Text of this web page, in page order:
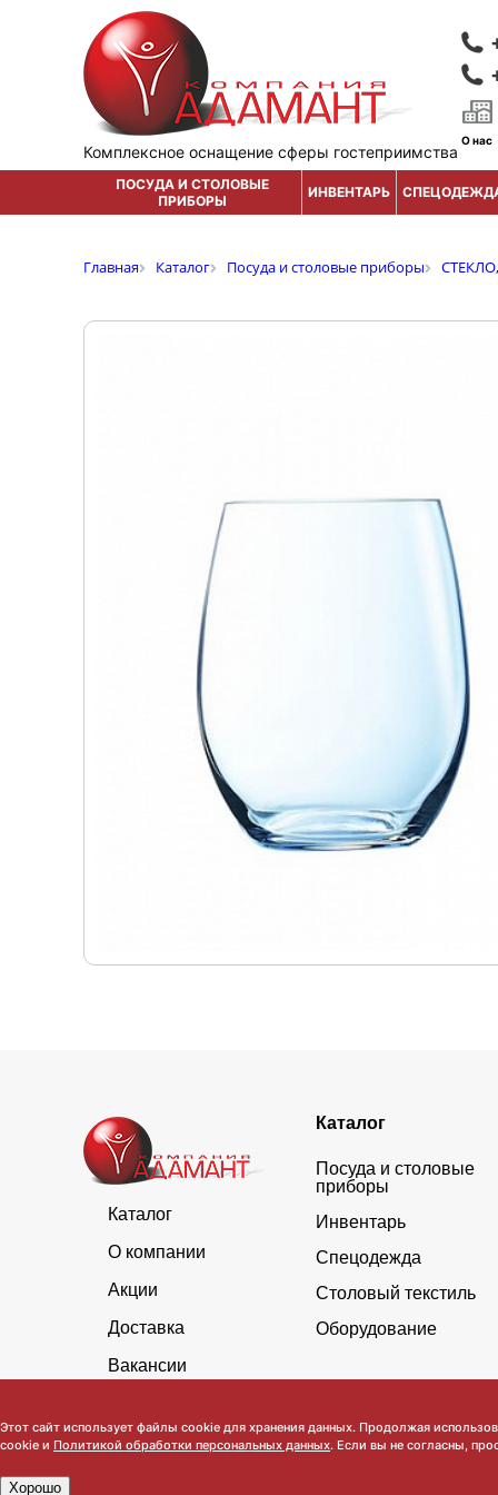
Комплексное оснащение сферы гостеприимства
О нас
ПОСУДА И СТОЛОВЫЕ
ПРИБОРЫ
ИНВЕНТАРЬ
Главная Каталог Посуда и столовые приборы
Каталог
О компании
Акции
Доставка
Вакансии
Каталог
Посуда и столовые
приборы
Инвентарь
Спецодежда
Столовый текстиль
Оборудование
Этот сайт использует файлы cookie для хранения данных. Продолжая
cookie и Политикой обработки персональных данных. Если вы не согласны,
Хорошо